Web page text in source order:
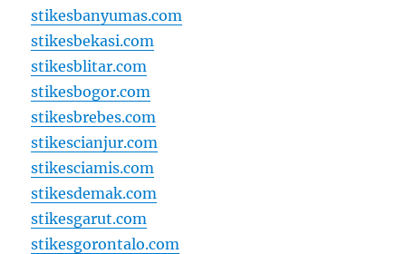
stikesbanyumas.com
stikesbekasi.com
stikesblitar.com
stikesbogor.com
stikesbrebes.com
stikescianjur.com
stikesciamis.com
stikesdemak.com
stikesgarut.com
stikesgorontalo.com